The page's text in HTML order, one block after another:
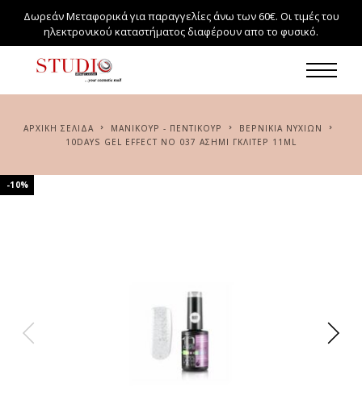
Δωρεάν Μεταφορικά για παραγγελίες άνω των 60€. Οι τιμές του
ηλεκτρονικού καταστήματος διαφέρουν απο το φυσικό.
ΑΡΧΙΚΉ ΣΕΛΊΔΑ ΜΑΝΙΚΟΥΡ - ΠΕΝΤΙΚΟΥΡ
ΒΕΡΝΙΚΙΑ ΝΥΧΙΩΝ
10DAYS GEL EFFECT NO 037 ΑΣΗΜΊ ΓΚΛΊΤΕΡ 11ML
-10%